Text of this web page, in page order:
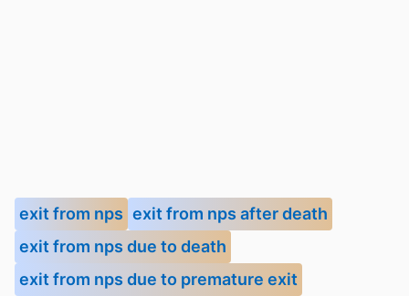
exit from nps exit from nps after death
exit from nps due to death
exit from nps due to premature exit